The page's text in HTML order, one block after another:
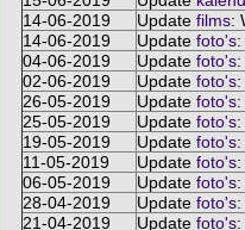
14-06-2019
Update films:
14-06-2019
Update foto's:
04-06-2019
Update foto's:
02-06-2019
Update foto's:
26-05-2019
Update foto's:
25-05-2019
Update foto's:
19-05-2019
Update foto's:
11-05-2019
Update foto's:
06-05-2019
Update foto's:
28-04-2019
Update foto's:
21-04-2019
Update foto's: